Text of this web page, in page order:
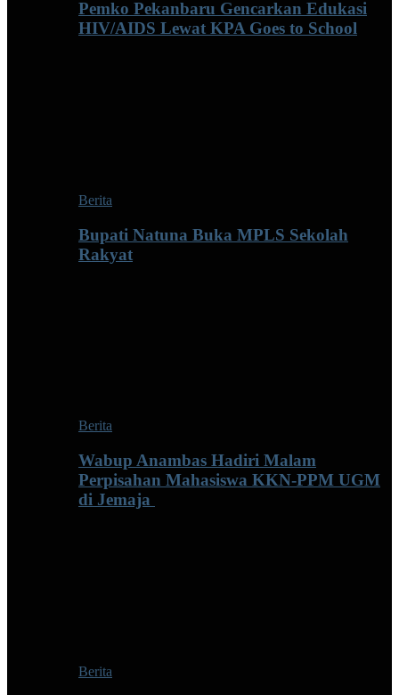
Pemko Pekanbaru Gencarkan Edukasi
HIV/AIDS Lewat KPA Goes to School
Berita
Bupati Natuna Buka MPLS Sekolah
Rakyat
Berita
Wabup Anambas Hadiri Malam
Perpisahan Mahasiswa KKN-PPM UGM
di Jemaja ‎
Berita